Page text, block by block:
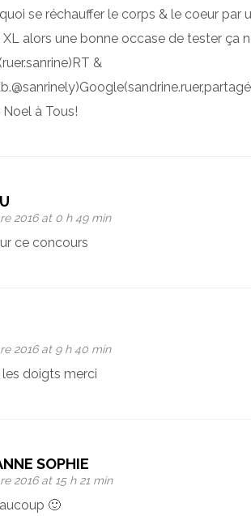
se réchauffer le corps & le coeur par
alors une bonne occase de tester ça
&
Noel à Tous!
2016 at 0 h 49 min
ce concours
2016 at 9 h 40 min
les doigts merci
SOPHIE
2016 at 15 h 21 min
🙂